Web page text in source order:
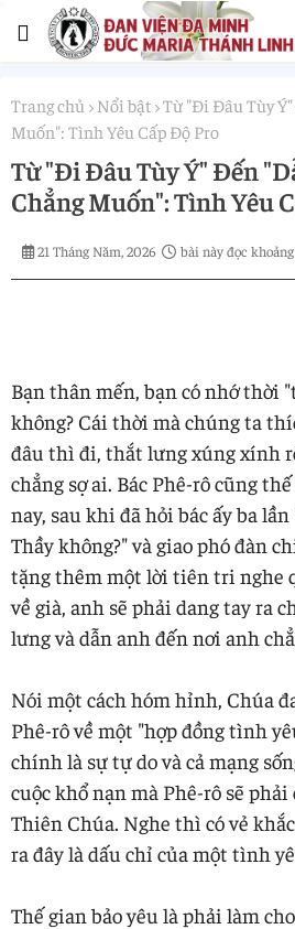
Trang chủ Nổi bật Từ "Đi Đâu Tùy
Muốn": Tình Yêu Cấp Độ Pro
Từ "Đi Đâu Tùy Ý" Đến
Chẳng Muốn": Tình Yêu
21 Tháng Năm, 2026 bài này đọc
Bạn thân mến, bạn có nhớ thời
không? Cái thời mà chúng ta
đâu thì đi, thắt lưng xúng xính
chẳng sợ ai. Bác Phê-rô cũng
nay, sau khi đã hỏi bác ấy ba
Thầy không?" và giao phó đàn
tặng thêm một lời tiên tri nghe
về già, anh sẽ phải dang tay ra
lưng và dẫn anh đến nơi anh
Nói một cách hóm hỉnh, Chúa
Phê-rô về một "hợp đồng tình
chính là sự tự do và cả mạng
cuộc khổ nạn mà Phê-rô sẽ
Thiên Chúa. Nghe thì có vẻ
ra đây là dấu chỉ của một tình
Thế gian bảo yêu là phải làm